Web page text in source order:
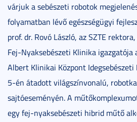
várjuk a sebészeti robotok
folyamatban lévő egészségügyi
prof. dr. Rovó László, az SZTE
Fej-Nyaksebészeti Klinika igazgatója
Albert Klinikai Központ
5-én átadott világszínvonalú,
sajtóeseményén. A
egy fej-nyaksebészeti hibrid műtő